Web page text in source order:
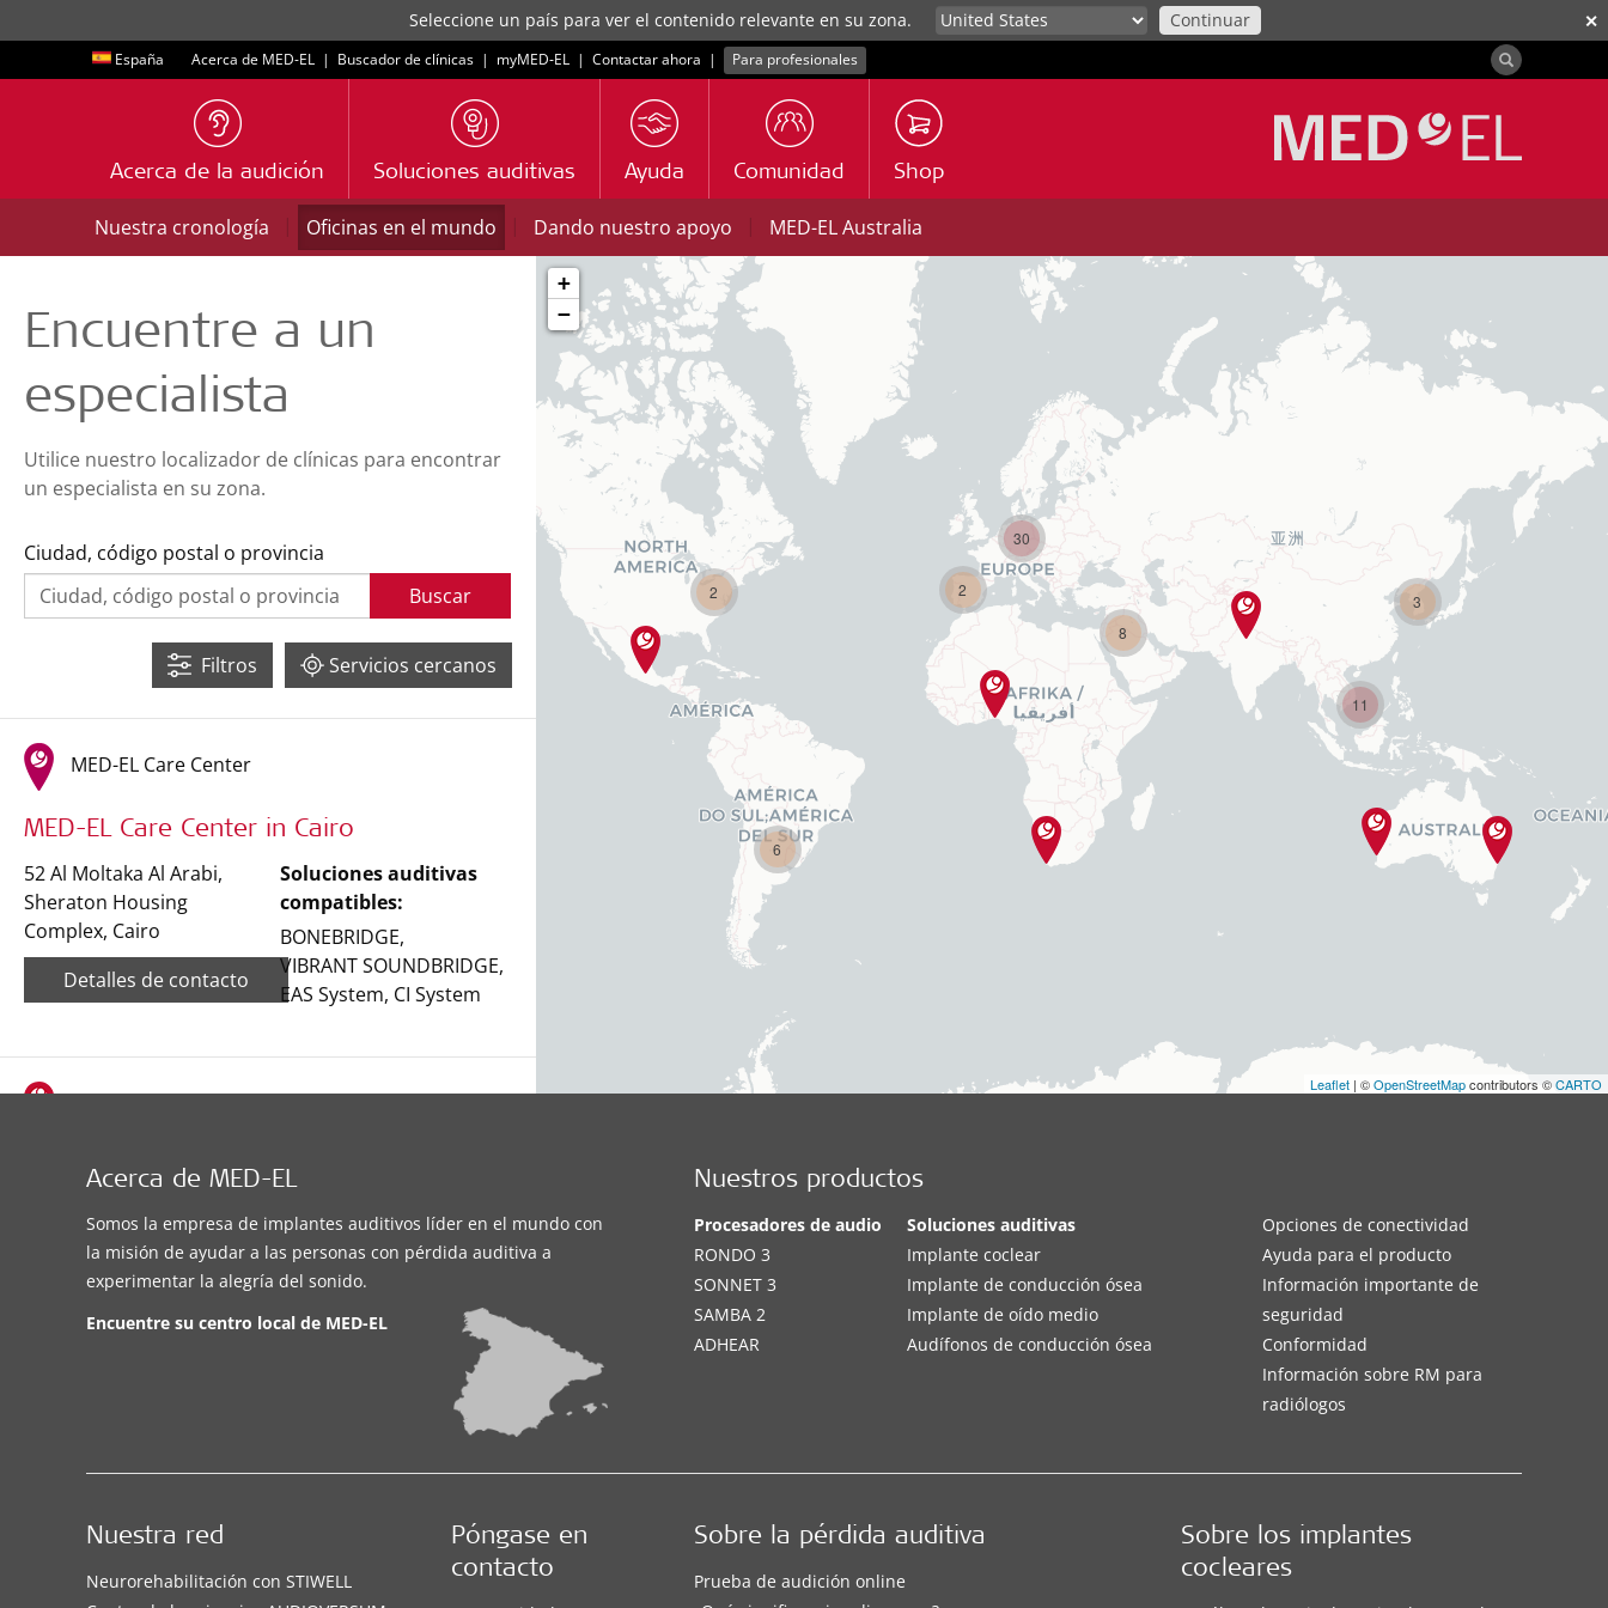
✕
Seleccione un país para ver el contenido relevante en su zona. Continuar
España Acerca de MED-EL | Buscador de clínicas | myMED‑EL | Contactar ahora | Para profesionales
Acerca de la audición Soluciones auditivas Ayuda Comunidad Shop
Nuestra cronología | Oficinas en el mundo | Dando nuestro apoyo | MED-EL Australia
2
6
3
11
2
30
8
+
−
Leaflet| ©OpenStreetMapcontributors ©CARTO
Encuentre a un
especialista
Utilice nuestro localizador de clínicas para encontrar
un especialista en su zona.
Ciudad, código postal o provincia
Buscar
Servicios cercanos
Filtros
MED-EL Care Center
MED-EL Care Center in Cairo
52 Al Moltaka Al Arabi,
Sheraton Housing
Complex, Cairo
Detalles de contacto
Soluciones auditivas
compatibles:
BONEBRIDGE,
VIBRANT SOUNDBRIDGE,
EAS System, CI System
MED-EL Representative Office in Cairo
52 Al Multaqa Al Arabi,
4th floor, Sheraton
Housing Complex
Cairo
Detalles de contacto
Soluciones auditivas
compatibles:
BONEBRIDGE
VIBRANT SOUNDBRIDGE
EAS System, CI System
Palestine
4th Circle, Al-Mutanabbi
Soluciones auditivas
Acerca de MED-EL
Somos la empresa de implantes auditivos líder en el mundo con
la misión de ayudar a las personas con pérdida auditiva a
experimentar la alegría del sonido.
Encuentre su centro local de MED-EL
Nuestros productos
Procesadores de audio
RONDO 3
SONNET 3
SAMBA 2
ADHEAR
Soluciones auditivas
Implante coclear
Implante de conducción ósea
Implante de oído medio
Audífonos de conducción ósea
Opciones de conectividad
Ayuda para el producto
Información importante de
seguridad
Conformidad
Información sobre RM para
radiólogos
Sobre la pérdida auditiva
Prueba de audición online
Sobre los implantes
cocleares
Nuestra red
Neurorehabilitación con STIWELL
Póngase en
contacto